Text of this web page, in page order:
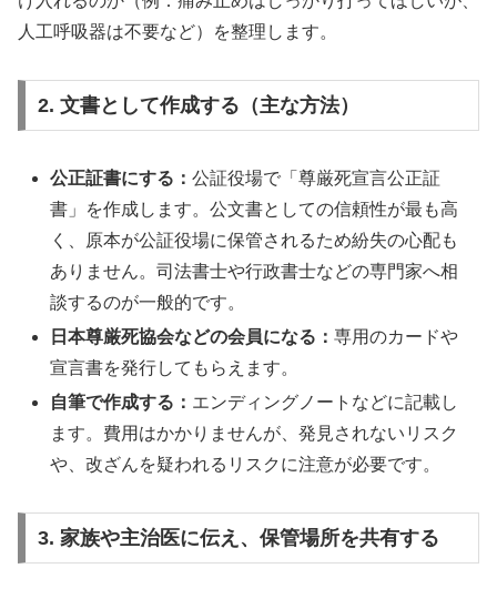
人工呼吸器は不要など）を整理します。
2. 文書として作成する（主な方法）
公正証書にする：公証役場で「尊厳死宣言公正証
書」を作成します。公文書としての信頼性が最も高
く、原本が公証役場に保管されるため紛失の心配も
ありません。司法書士や行政書士などの専門家へ相
談するのが一般的です。
日本尊厳死協会などの会員になる：専用のカードや
宣言書を発行してもらえます。
自筆で作成する： エンディングノートなどに記載し
ます。費用はかかりませんが、発見されないリスク
や、改ざんを疑われるリスクに注意が必要です。
3. 家族や主治医に伝え、保管場所を共有する